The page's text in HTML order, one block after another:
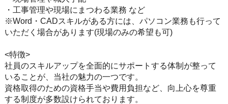
・工事管理や現場にまつわる業務 など
※Word・CADスキルがある方には、パソコン業務も行って
いただく場合があります(現場のみの希望も可)
<特徴>
社員のスキルアップを全面的にサポートする体制が整って
いることが、当社の魅力の一つです。
資格取得のための資格手当や費用負担など、向上心を尊重
する制度が多数設けられております。